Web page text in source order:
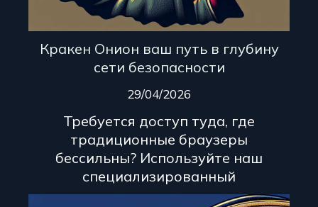
Кракен Онион ваш путь в глубину
сети безопасности
29/04/2026
Требуется доступ туда, где
традиционные браузеры
бессильны? Используйте наш
специализированный